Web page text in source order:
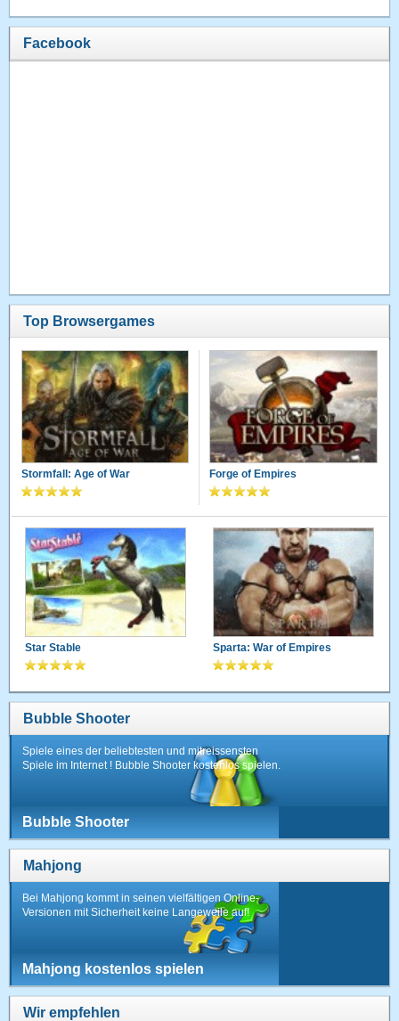
Facebook
Top Browsergames
Stormfall: Age of War Forge of Empires
Star Stable Sparta: War of Empires
Bubble Shooter
Spiele eines der beliebtesten und mitreissensten
Spiele im Internet ! Bubble Shooter kostenlos spielen.
Bubble Shooter
Mahjong
Bei Mahjong kommt in seinen vielfältigen Online-
Versionen mit Sicherheit keine Langeweile auf!
Mahjong kostenlos spielen
Wir empfehlen